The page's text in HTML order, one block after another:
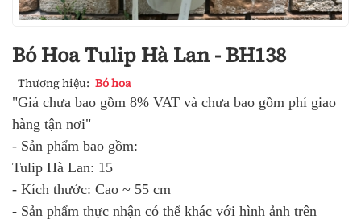
Bó Hoa Tulip Hà Lan - BH138
Thương hiệu: Bó hoa
"Giá chưa bao gồm 8% VAT và chưa bao gồm phí giao
hàng tận nơi"
- Sản phẩm bao gồm:
Tulip Hà Lan: 15
- Kích thước: Cao ~ 55 cm
- Sản phẩm thực nhận có thể khác với hình ảnh trên